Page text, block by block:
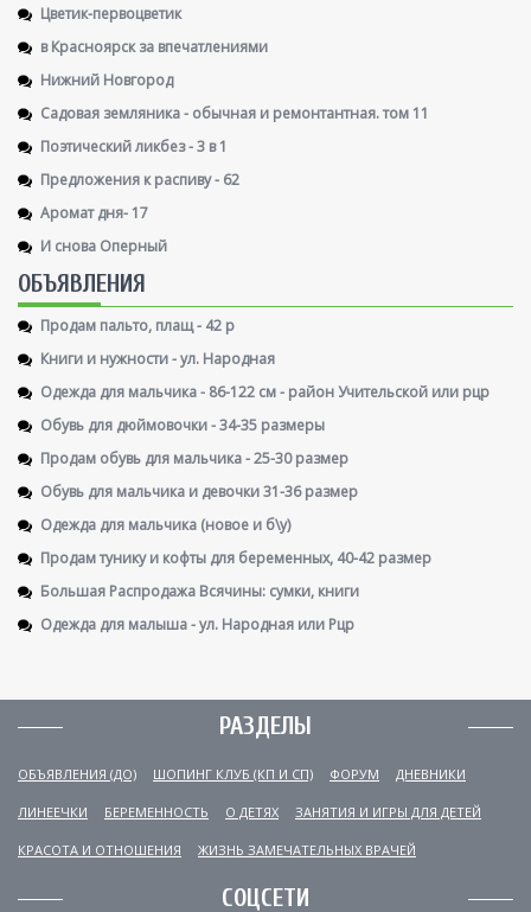
Цветик-первоцветик
в Красноярск за впечатлениями
Нижний Новгород
Садовая земляника - обычная и ремонтантная. том 11
Поэтический ликбез - 3 в 1
Предложения к распиву - 62
Аромат дня- 17
И снова Оперный
ОБЪЯВЛЕНИЯ
Продам пальто, плащ - 42 р
Книги и нужности - ул. Народная
Одежда для мальчика - 86-122 см - район Учительской или рцр
Обувь для дюймовочки - 34-35 размеры
Продам обувь для мальчика - 25-30 размер
Обувь для мальчика и девочки 31-36 размер
Одежда для мальчика (новое и б\у)
Продам тунику и кофты для беременных, 40-42 размер
Большая Распродажа Всячины: сумки, книги
Одежда для малыша - ул. Народная или Рцр
РАЗДЕЛЫ
ОБЪЯВЛЕНИЯ (ДО) ШОПИНГ КЛУБ (КП И СП) ФОРУМ ДНЕВНИКИ
ЛИНЕЕЧКИ БЕРЕМЕННОСТЬ О ДЕТЯХ ЗАНЯТИЯ И ИГРЫ ДЛЯ ДЕТЕЙ
КРАСОТА И ОТНОШЕНИЯ ЖИЗНЬ ЗАМЕЧАТЕЛЬНЫХ ВРАЧЕЙ
СОЦСЕТИ